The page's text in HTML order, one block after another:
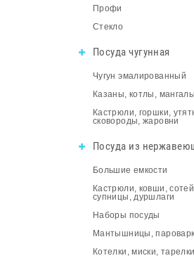
Профи
Стекло
Посуда чугунная
Чугун эмалированный
Казаны, котлы, мангалы
Кастрюли, горшки,
сковороды, жаровни
Посуда из
Большие емкости
Кастрюли, ковши,
супницы, дуршлаги
Наборы посуды
Мантышницы,
Котелки, миски,